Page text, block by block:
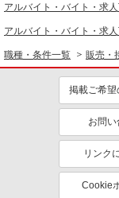
アルバイト・バイト・求
アルバイト・バイト・求
職種・条件一覧 販売・
掲載ご希
お問い
リンク
Cookie